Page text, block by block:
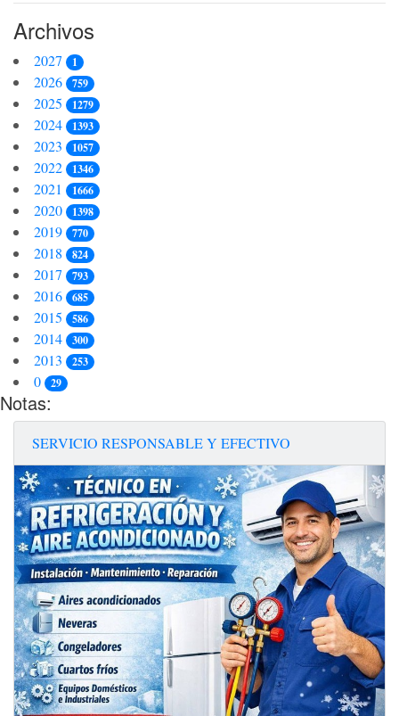
Archivos
2027 1
2026 759
2025 1279
2024 1393
2023 1057
2022 1346
2021 1666
2020 1398
2019 770
2018 824
2017 793
2016 685
2015 586
2014 300
2013 253
0 29
Notas:
SERVICIO RESPONSABLE Y EFECTIVO